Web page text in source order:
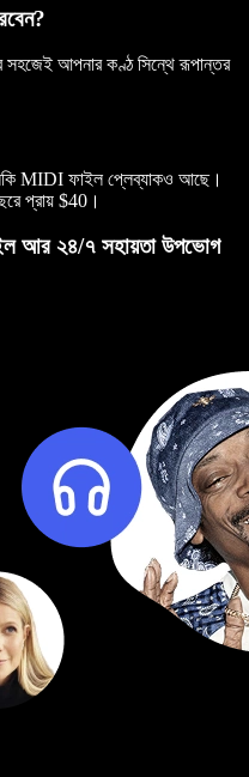
সহজেই আপনার কণ্ঠ সিন্থে রূপান্তর
MIDI ফাইল প্লেব্যাকও আছে।
প্রায় $40।
আর ২৪/৭ সহায়তা উপভোগ